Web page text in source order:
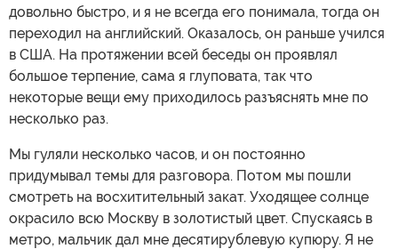
довольно быстро, и я не всегда его понимала, тогда он
переходил на английский. Оказалось, он раньше учился
в США. На протяжении всей беседы он проявлял
большое терпение, сама я глуповата, так что
некоторые вещи ему приходилось разъяснять мне по
несколько раз.
Мы гуляли несколько часов, и он постоянно
придумывал темы для разговора. Потом мы пошли
смотреть на восхитительный закат. Уходящее солнце
окрасило всю Москву в золотистый цвет. Спускаясь в
метро, мальчик дал мне десятирублевую купюру. Я не